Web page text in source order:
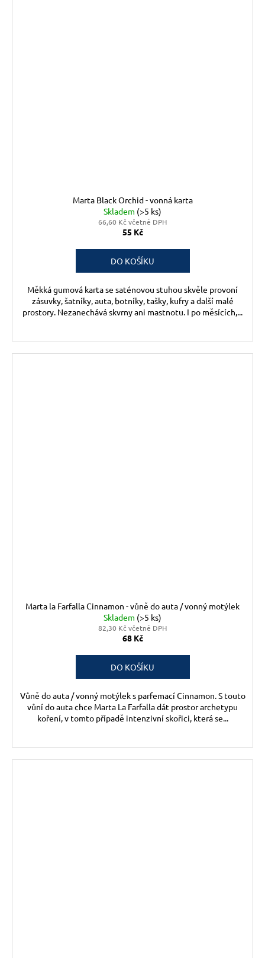
Marta Black Orchid - vonná karta
Skladem (>5 ks)
66,60 Kč včetně DPH
55 Kč
DO KOŠÍKU
Měkká gumová karta se saténovou stuhou skvěle provoní
zásuvky, šatníky, auta, botníky, tašky, kufry a další malé
prostory. Nezanechává skvrny ani mastnotu. I po měsících,...
Marta la Farfalla Cinnamon - vůně do auta / vonný motýlek
Skladem (>5 ks)
82,30 Kč včetně DPH
68 Kč
DO KOŠÍKU
Vůně do auta / vonný motýlek s parfemací Cinnamon. S touto
vůní do auta chce Marta La Farfalla dát prostor archetypu
koření, v tomto případě intenzivní skořici, která se...